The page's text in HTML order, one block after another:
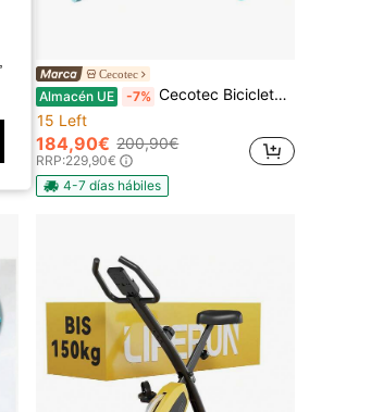
Cecotec
Almacén UE -7% Cecotec Bicicleta Estática Drumfit CrossFit 2000 Eolo con Resistencia al Aire y Pedaleo Bidireccional | Ventilador de 42cm y Sillín Ajustable | Pantalla LCD con Soporte para Dispositivos | Entrenamiento Full Body y Ejercicio Aeróbico Sin Impacto | Ruedas de Transporte y Tamaño Compacto para Uso Diario
15 Left
184,90€ 200,90€
RRP:229,90€
4-7 días hábiles